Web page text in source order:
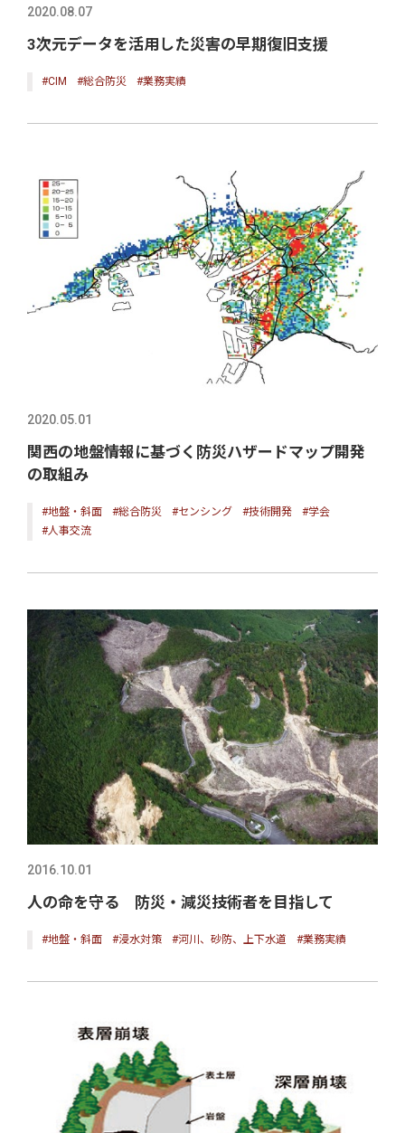
2020.08.07
3次元データを活用した災害の早期復旧支援
#CIM #総合防災 #業務実績
2020.05.01
関西の地盤情報に基づく防災ハザードマップ開発
の取組み
#地盤・斜面 #総合防災 #センシング #技術開発
#学会
#人事交流
2016.10.01
人の命を守る 防災・減災技術者を目指して
#地盤・斜面 #浸水対策 #河川、砂防、上下水道 #業務実績